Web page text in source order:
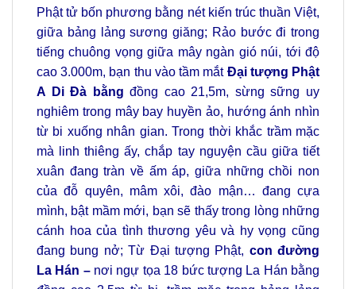
Phật tử bốn phương bằng nét kiến trúc thuần Việt,
giữa bảng lảng sương giăng; Rảo bước đi trong
tiếng chuông vọng giữa mây ngàn gió núi, tới độ
cao 3.000m, bạn thu vào tầm mắt Đại tượng Phật
A Di Đà bằng đồng cao 21,5m, sừng sững uy
nghiêm trong mây bay huyền ảo, hướng ánh nhìn
từ bi xuống nhân gian. Trong thời khắc trầm mặc
mà linh thiêng ấy, chắp tay nguyện cầu giữa tiết
xuân đang tràn về ấm áp, giữa những chồi non
của đỗ quyên, mâm xôi, đào mận… đang cựa
mình, bật mầm mới, bạn sẽ thấy trong lòng những
cánh hoa của tình thương yêu và hy vọng cũng
đang bung nở; Từ Đại tượng Phật, con đường
La Hán –nơi ngự tọa 18 bức tượng La Hán bằng